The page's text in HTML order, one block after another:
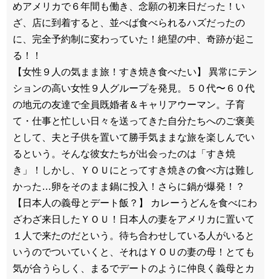
めアメリカで６年間も働き、念願の初来日だった！い
ざ、店に到着すると、並べば食べられるハズだったの
に、完全予約制に変わっていた！絶望の中、奇跡が起こ
る！！
【女性９人の気まま旅！すき焼き食べたい】 異常にテン
ションの高い女性９人グループを発見。５０代〜６０代
の地元の友達で全員既婚者＆キャリアウーマン。子育
て・仕事と忙しい日々を送ってきた自分たちへのご褒美
として、夫と子供を置いて勝手気ままな旅を楽しんでい
るという。そんな彼女たちが出会ったのは「すき焼
き」！しかし、ＹＯＵにとってすき焼きの食べ方は難し
かった…卵をそのまま鍋に投入！さらに鍋が爆発！？
【日本人の義母とデート飯？】 カレーうどんを食べにわ
ざわざ来日したＹＯＵ！日本人の妻をアメリカに置いて
１人で来たのだという。待ち合わせしている人がいると
いうのでついていくと、それはＹＯＵの妻の母！とても
気が合うらしく、まるでデートのように仲良く義母とカ